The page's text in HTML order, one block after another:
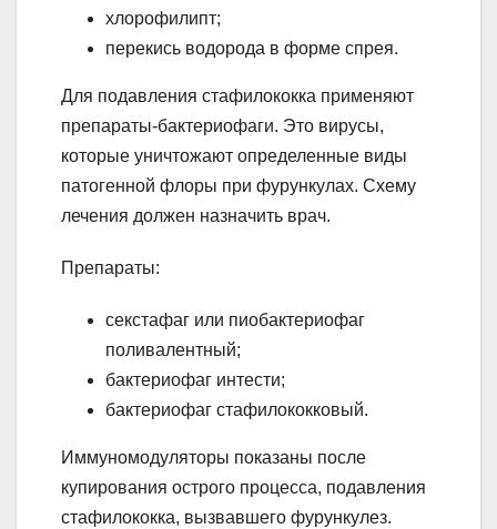
хлорофилипт;
перекись водорода в форме спрея.
Для подавления стафилококка применяют
препараты-бактериофаги. Это вирусы,
которые уничтожают определенные виды
патогенной флоры при фурункулах. Схему
лечения должен назначить врач.
Препараты:
секстафаг или пиобактериофаг
поливалентный;
бактериофаг интести;
бактериофаг стафилококковый.
Иммуномодуляторы показаны после
купирования острого процесса, подавления
стафилококка, вызвавшего фурункулез.